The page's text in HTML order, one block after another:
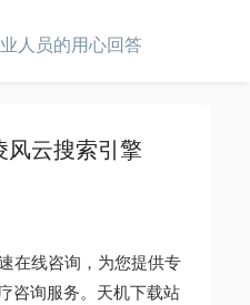
人员的用心回答
风云搜索引擎
在线咨询，为您提供专
咨询服务。天机下载站